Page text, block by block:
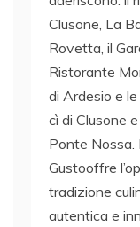
Clusone, La
Rovetta, il
Ristorante
di Ardesio e
cì di Clusone
Ponte Nossa.
Gustooffre
tradizione
autentica e